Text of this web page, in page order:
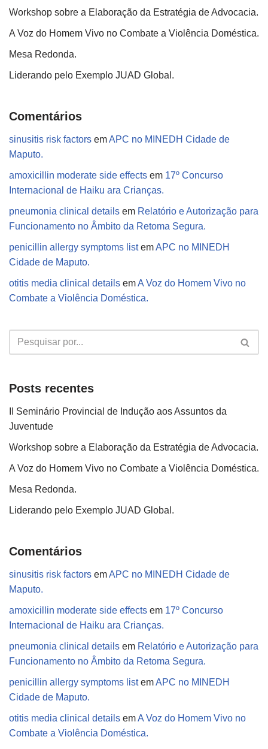
Workshop sobre a Elaboração da Estratégia de Advocacia.
A Voz do Homem Vivo no Combate a Violência Doméstica.
Mesa Redonda.
Liderando pelo Exemplo JUAD Global.
Comentários
sinusitis risk factors emAPC no MINEDH Cidade de
Maputo.
amoxicillin moderate side effects em 17º Concurso
Internacional de Haiku ara Crianças.
pneumonia clinical details em Relatório e Autorização para
Funcionamento no Âmbito da Retoma Segura.
penicillin allergy symptoms listemAPC no MINEDH
Cidade de Maputo.
otitis media clinical details emA Voz do Homem Vivo no
Combate a Violência Doméstica.
Posts recentes
II Seminário Provincial de Indução aos Assuntos da
Juventude
Workshop sobre a Elaboração da Estratégia de Advocacia.
A Voz do Homem Vivo no Combate a Violência Doméstica.
Mesa Redonda.
Liderando pelo Exemplo JUAD Global.
Comentários
sinusitis risk factors emAPC no MINEDH Cidade de
Maputo.
amoxicillin moderate side effects em 17º Concurso
Internacional de Haiku ara Crianças.
pneumonia clinical details em Relatório e Autorização para
Funcionamento no Âmbito da Retoma Segura.
penicillin allergy symptoms listemAPC no MINEDH
Cidade de Maputo.
otitis media clinical details emA Voz do Homem Vivo no
Combate a Violência Doméstica.